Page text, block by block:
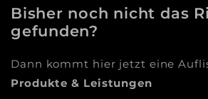
Bisher noch nicht das
gefunden?
Dann kommt hier jetzt eine
Produkte & Leistungen